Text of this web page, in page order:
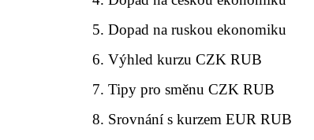
Dopad na ruskou ekonomiku
Výhled kurzu CZK RUB
Tipy pro směnu CZK RUB
Srovnání s kurzem EUR RUB